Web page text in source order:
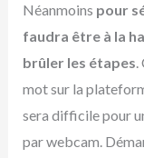
Néanmoins pour
faudra être à la
brûler les étapes.
mot sur la
sera difficile pour
par webcam.